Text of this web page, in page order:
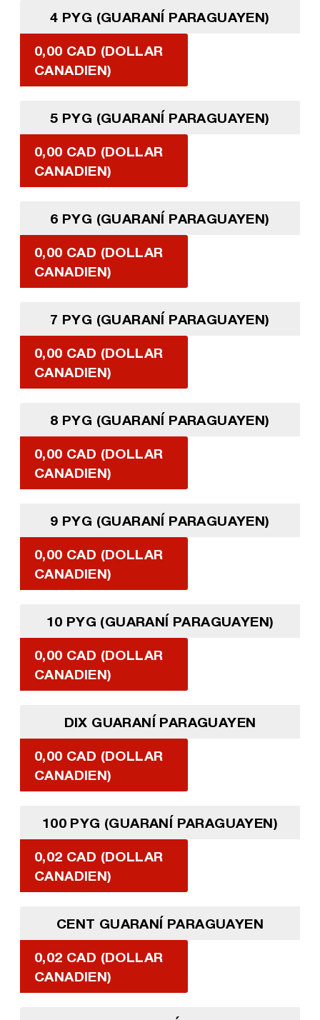
4 PYG (GUARANÍ PARAGUAYEN)
0,00 CAD (DOLLAR
CANADIEN)
5 PYG (GUARANÍ PARAGUAYEN)
0,00 CAD (DOLLAR
CANADIEN)
6 PYG (GUARANÍ PARAGUAYEN)
0,00 CAD (DOLLAR
CANADIEN)
7 PYG (GUARANÍ PARAGUAYEN)
0,00 CAD (DOLLAR
CANADIEN)
8 PYG (GUARANÍ PARAGUAYEN)
0,00 CAD (DOLLAR
CANADIEN)
9 PYG (GUARANÍ PARAGUAYEN)
0,00 CAD (DOLLAR
CANADIEN)
10 PYG (GUARANÍ PARAGUAYEN)
0,00 CAD (DOLLAR
CANADIEN)
DIX GUARANÍ PARAGUAYEN
0,00 CAD (DOLLAR
CANADIEN)
100 PYG (GUARANÍ PARAGUAYEN)
0,02 CAD (DOLLAR
CANADIEN)
CENT GUARANÍ PARAGUAYEN
0,02 CAD (DOLLAR
CANADIEN)